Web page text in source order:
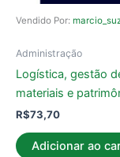
Vendido Por:
Administração
Logística, gestão
materiais e
R$73,70
Adicionar ao